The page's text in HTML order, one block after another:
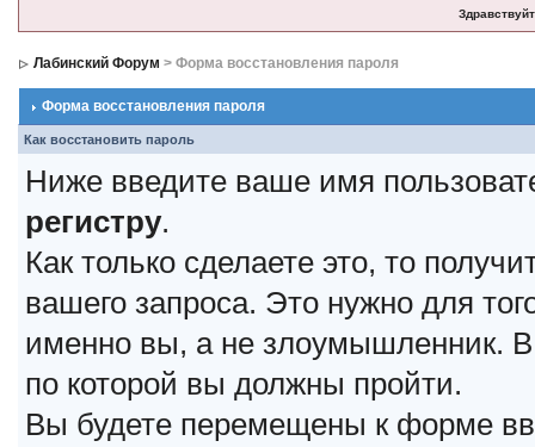
Лабинский Форум > Форма восстановления пароля
Форма восстановления пароля
Как восстановить пароль
Ниже введите ваше имя
регистру.
Как только сделаете это, то
вашего запроса. Это нужно для
именно вы, а не злоумышленник. В
по которой вы должны пройти.
Вы будете перемещены к форме